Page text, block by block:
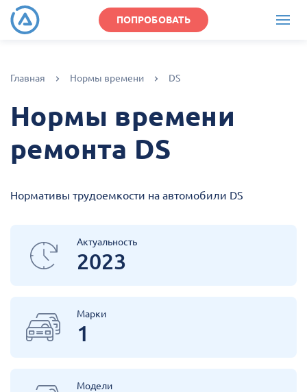
ПОПРОБОВАТЬ
Главная Нормы времени DS
Нормы времени
ремонта DS
Нормативы трудоемкости на автомобили DS
Актуальность
2023
Марки
1
Модели